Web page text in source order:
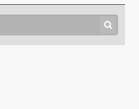
och regissörer, C - D